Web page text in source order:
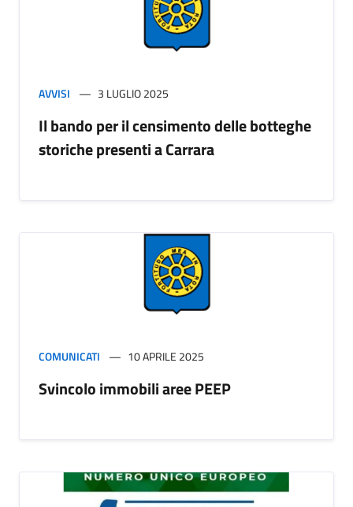
AVVISI 3 LUGLIO 2025
Il bando per il censimento delle botteghe
storiche presenti a Carrara
COMUNICATI 10 APRILE 2025
Svincolo immobili aree PEEP